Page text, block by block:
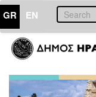
GR EN
ΔΗΜΟΣ
Δελτία
Τύπου